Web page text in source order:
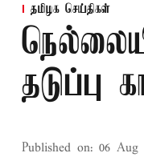
தமிழக செய்திகள்
தடுப்பு
Published on: 06 Aug